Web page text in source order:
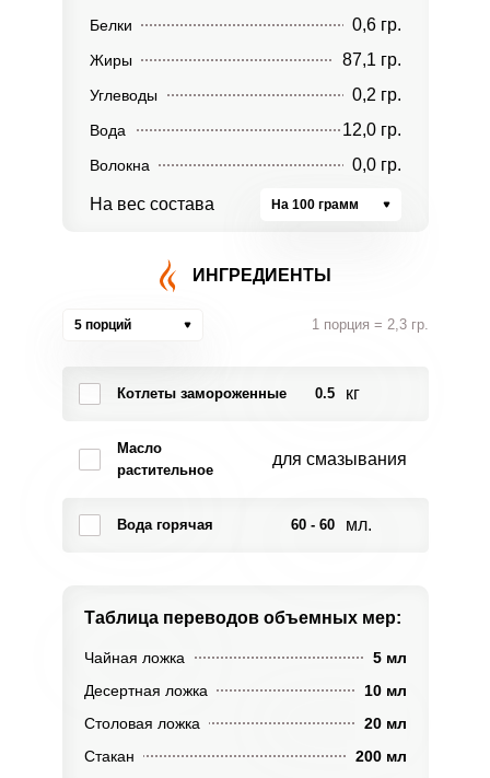
Белки 0,6 гр.
Жиры 87,1 гр.
Углеводы 0,2 гр.
Вода 12,0 гр.
Волокна 0,0 гр.
На вес состава На 100 грамм
ИНГРЕДИЕНТЫ
5 порций 1 порция = 2,3 гр.
Котлеты замороженные 0.5 кг
Масло
растительное
для смазывания
Вода горячая 60 - 60 мл.
Таблица переводов объемных мер:
Чайная ложка
5 мл
Десертная ложка
10 мл
Столовая ложка
20 мл
Стакан
200 мл